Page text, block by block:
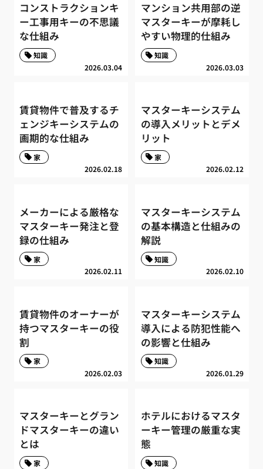
コンストラクションキ
ー工事用キーの不思議
な仕組み
2026.03.04
知識
マンション共用部の逆
マスターキーが摩耗し
やすい物理的仕組み
2026.03.03
知識
賃貸物件で普及するチ
ェンジキーシステムの
画期的な仕組み
2026.02.18
家
マスターキーシステム
の導入メリットとデメ
リット
2026.02.12
家
メーカーによる厳格な
マスターキー発注と登
録の仕組み
2026.02.11
家
マスターキーシステム
の基本構造と仕組みの
解説
2026.02.10
知識
賃貸物件のオーナーが
持つマスターキーの役
割
2026.02.03
家
マスターキーシステム
導入による防犯性能へ
の影響と仕組み
2026.01.29
知識
マスターキーとグラン
ドマスターキーの違い
とは
家
ホテルにおけるマスタ
ーキー管理の厳重な実
態
知識